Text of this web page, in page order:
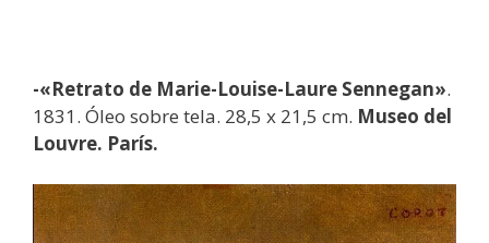
-«Retrato de Marie-Louise-Laure Sennegan».
1831. Óleo sobre tela. 28,5 x 21,5 cm. Museo del
Louvre. París.